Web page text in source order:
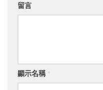
留言
顯示名稱